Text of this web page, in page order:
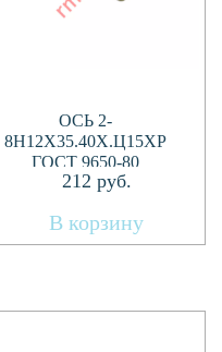
ОСЬ 2-
8H12Х35.40Х.Ц15ХР
ГОСТ 9650-80
212 руб.
В корзину